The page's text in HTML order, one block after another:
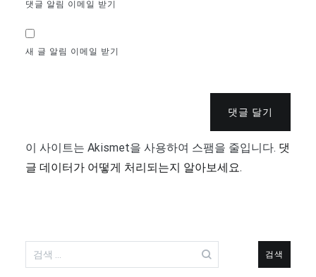
댓글 알림 이메일 받기
새 글 알림 이메일 받기
댓글 달기
이 사이트는 Akismet을 사용하여 스팸을 줄입니다. 댓
글 데이터가 어떻게 처리되는지 알아보세요.
색: